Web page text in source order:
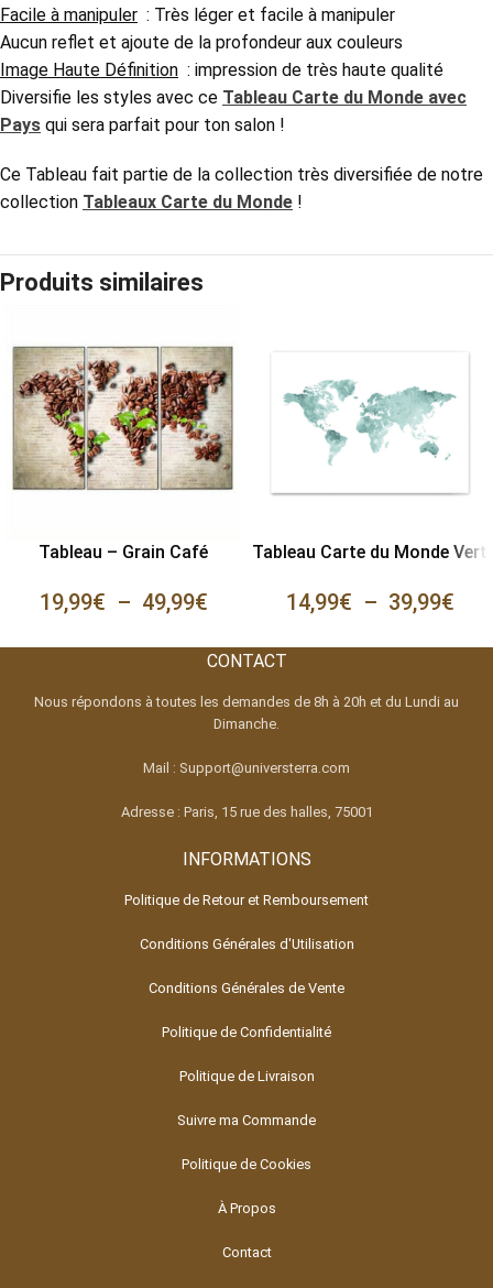
Facile à manipuler : Très léger et facile à manipuler
Aucun reflet et ajoute de la profondeur aux couleurs
Image Haute Définition : impression de très haute qualité
Diversifie les styles avec ce Tableau Carte du Monde avec
Pays qui sera parfait pour ton salon !
Ce Tableau fait partie de la collection très diversifiée de notre
collection Tableaux Carte du Monde !
Produits similaires
Tableau – Grain Café
19,99€ – 49,99€
Tableau Carte du Monde Vert
14,99€ – 39,99€
CONTACT
Nous répondons à toutes les demandes de 8h à 20h et du Lundi au
Dimanche.
Mail : Support@universterra.com
Adresse : Paris, 15 rue des halles, 75001
INFORMATIONS
Politique de Retour et Remboursement
Conditions Générales d'Utilisation
Conditions Générales de Vente
Politique de Confidentialité
Politique de Livraison
Suivre ma Commande
Politique de Cookies
À Propos
Contact